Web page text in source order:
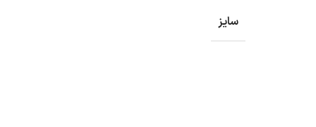
سایز